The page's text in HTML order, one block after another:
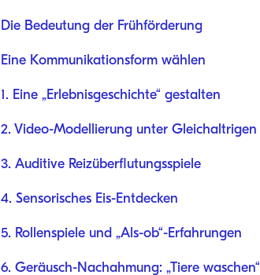
Die Bedeutung der Frühförderung
Eine Kommunikationsform wählen
1. Eine „Erlebnisgeschichte“ gestalten
2. Video-Modellierung unter Gleichaltrigen
3. Auditive Reizüberflutungsspiele
4. Sensorisches Eis-Entdecken
5. Rollenspiele und „Als-ob“-Erfahrungen
6. Geräusch-Nachahmung: „Tiere waschen“